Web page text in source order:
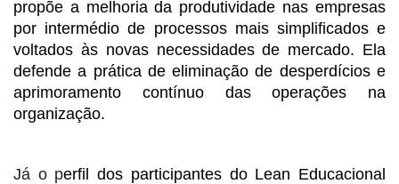
propõe a melhoria da produtividade nas empresas
por intermédio de processos mais simplificados e
voltados às novas necessidades de mercado. Ela
defende a prática de eliminação de desperdícios e
aprimoramento contínuo das operações na
organização.
Já o perfil dos participantes do Lean Educacional